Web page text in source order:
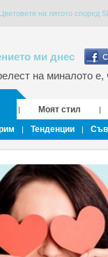
на лятото според
ми днес
на миналото
| Моят стил |
| Тенденции |